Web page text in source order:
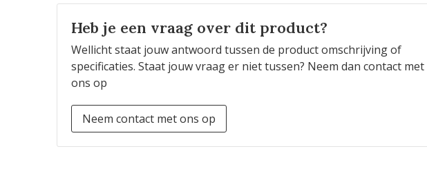
Heb je een vraag over dit product?
Wellicht staat jouw antwoord tussen de product omschrijving of
specificaties. Staat jouw vraag er niet tussen? Neem dan contact met
ons op
Neem contact met ons op